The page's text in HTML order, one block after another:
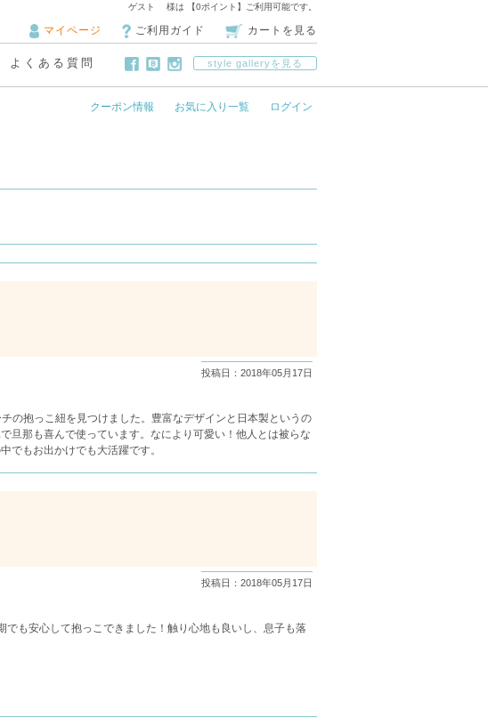
ゲスト 様は 【0ポイント】ご利用可能です。
マイページ ご利用ガイド カートを見る
よくある質問 style galleryを見る
クーポン情報
お気に入り一覧 ログイン
投稿日：2018年05月17日
の抱っこ紐を見つけました。豊富なデザインと日本製というの
旦那も喜んで使っています。なにより可愛い！他人とは被らな
でもお出かけでも大活躍です。
投稿日：2018年05月17日
も安心して抱っこできました！触り心地も良いし、息子も落